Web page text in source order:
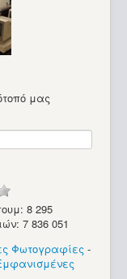
μας
8 295
7 836 051
Φωτογραφίες -